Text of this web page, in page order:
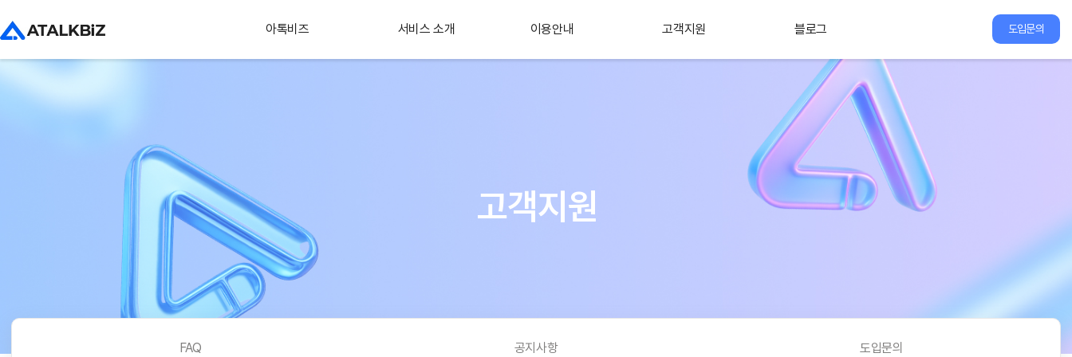
아톡비즈 서비스 소개 이용안내 고객지원 블로그 도입문의
고객지원
FAQ 공지사항 도입문의